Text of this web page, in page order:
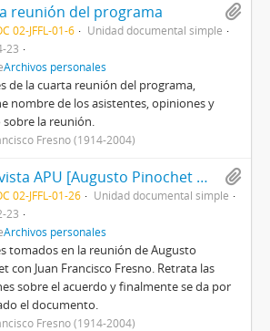
reunión del programa
02-JFFL-01-6
Unidad documental simple
23
Archivos personales
de la cuarta reunión del programa,
nombre de los asistentes, opiniones y
la reunión.
Fresno (1914-2004)
Entrevista APU [Augusto Pinochet Ugarte] y JFFL [Juan Francisco Fresno Larraín]
02-JFFL-01-26
Unidad documental simple
23
Archivos personales
tomados en la reunión de Augusto
con Juan Francisco Fresno. Retrata las
sobre el acuerdo y finalmente se da por
el documento.
Fresno (1914-2004)